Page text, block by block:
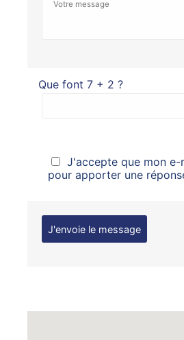
Que font 7 + 2 ?
J'accepte que mon
pour apporter une